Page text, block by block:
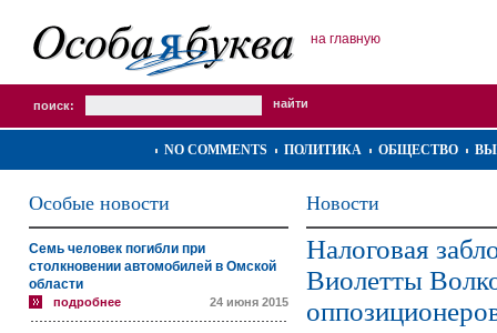
на главную
поиск:
NO COMMENTS ПОЛИТИКА ОБЩЕСТВО
Особые новости
Семь человек погибли при
столкновении автомобилей в Омской
области
подробнее 24 июня 2015
Новости
Налоговая
Виолетты